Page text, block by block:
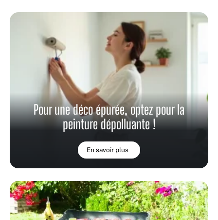
Pour une déco épurée, optez pour la
peinture dépolluante !
En savoir plus